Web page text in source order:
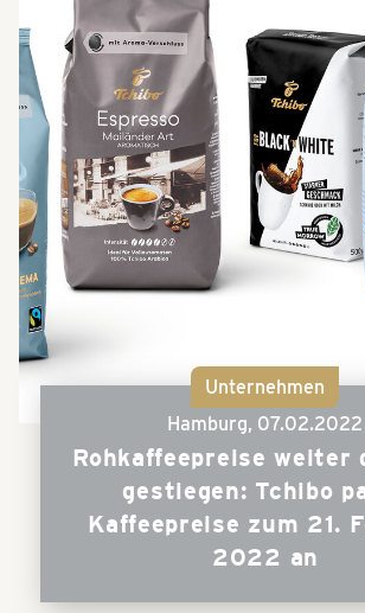
Unternehmen
Hamburg, 07.02.2022
Rohkaffeepreise weiter
gestiegen: Tchibo
Kaffeepreise zum 21.
2022 an